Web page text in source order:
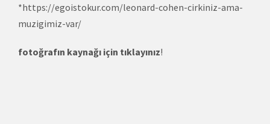
*https://egoistokur.com/leonard-cohen-cirkiniz-ama-
muzigimiz-var/
fotoğrafın kaynağı için tıklayınız!